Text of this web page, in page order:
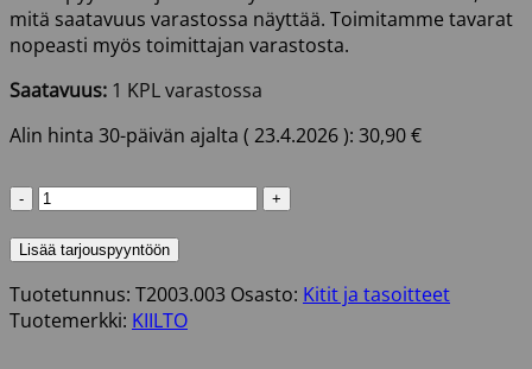
mitä saatavuus varastossa näyttää. Toimitamme tavarat
nopeasti myös toimittajan varastosta.
Saatavuus: 1 KPL varastossa
Alin hinta 30-päivän ajalta ( 23.4.2026): 30,90€
KIILTO
KEVYT
3L
määrä
Lisää tarjouspyyntöön
Tuotetunnus: T2003.003 Osasto: Kitit ja tasoitteet
Tuotemerkki: KIILTO